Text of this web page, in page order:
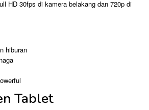
HD 30fps di kamera belakang dan 720p di
hiburan
Tablet